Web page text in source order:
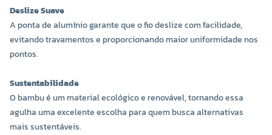
Deslize Suave
A ponta de alumínio garante que o fio deslize com facilidade,
evitando travamentos e proporcionando maior uniformidade nos
pontos.
Sustentabilidade
O bambu é um material ecológico e renovável, tornando essa
agulha uma excelente escolha para quem busca alternativas
mais sustentáveis.